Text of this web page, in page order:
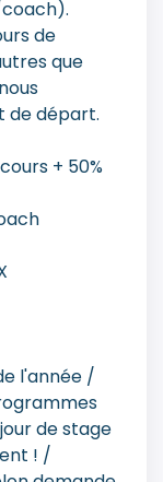
de
que
de départ.
+ 50%
l'année /
de stage
! /